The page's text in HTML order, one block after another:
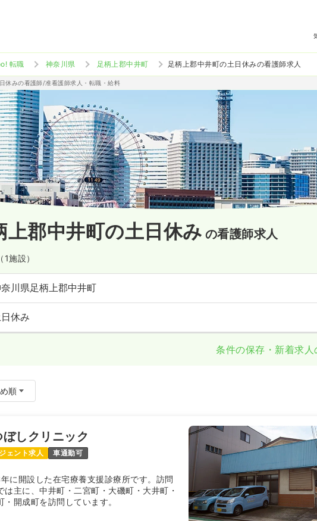
転職 神奈川県 足柄上郡中井町 足柄上郡中井町の土日休みの看護師求人
休みの看護師/准看護師求人・転職・給料
上郡中井町の土日休み の看護師求人
1施設）
川県足柄上郡中井町
休み
条件の保存・新着求
ぼしクリニック
ェント求人 車通勤可
に開設した在宅療養支援診療所です。訪問
は主に、中井町・二宮町・大磯町・大井町・
・開成町を訪問しています。